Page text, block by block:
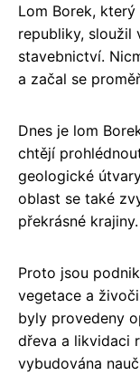
Lom Borek, který
republiky, sloužil
stavebnictví.
a začal se
Dnes je lom
chtějí
geologické
oblast se také
překrásné krajiny.
Proto jsou
vegetace a
byly provedeny
dřeva a likvidaci
vybudována